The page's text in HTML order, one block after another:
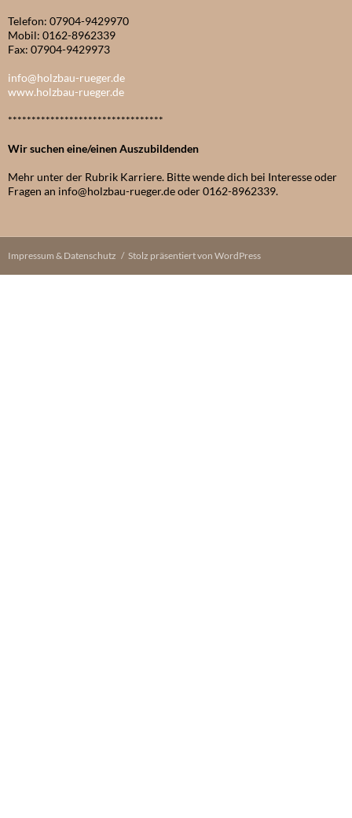
Telefon: 07904-9429970
Mobil: 0162-8962339
Fax: 07904-9429973
info@holzbau-rueger.de
www.holzbau-rueger.de
*********************************
Wir suchen eine/einen Auszubildenden
Mehr unter der Rubrik Karriere. Bitte wende dich bei Interesse oder
Fragen an info@holzbau-rueger.de oder 0162-8962339.
Impressum & Datenschutz Stolz präsentiert von WordPress